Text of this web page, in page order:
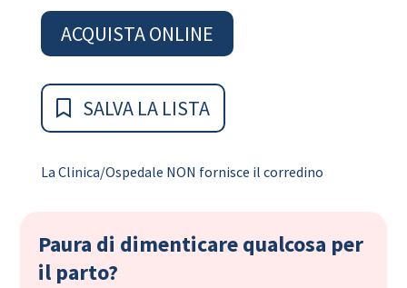
ACQUISTA ONLINE
SALVA LA LISTA
La Clinica/Ospedale NON fornisce il corredino
Paura di dimenticare qualcosa per
il parto?